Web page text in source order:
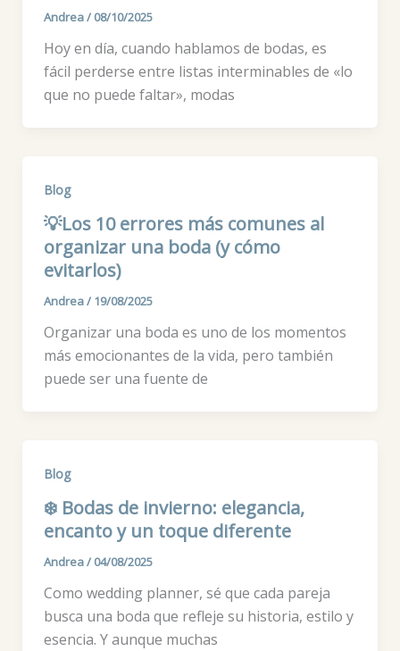
Andrea/ 08/10/2025
Hoy en día, cuando hablamos de bodas, es
fácil perderse entre listas interminables de «lo
que no puede faltar», modas
Blog
💡Los 10 errores más comunes al
organizar una boda (y cómo
evitarlos)
Andrea/ 19/08/2025
Organizar una boda es uno de los momentos
más emocionantes de la vida, pero también
puede ser una fuente de
Blog
❄️ Bodas de invierno: elegancia,
encanto y un toque diferente
Andrea/ 04/08/2025
Como wedding planner, sé que cada pareja
busca una boda que refleje su historia, estilo y
esencia. Y aunque muchas